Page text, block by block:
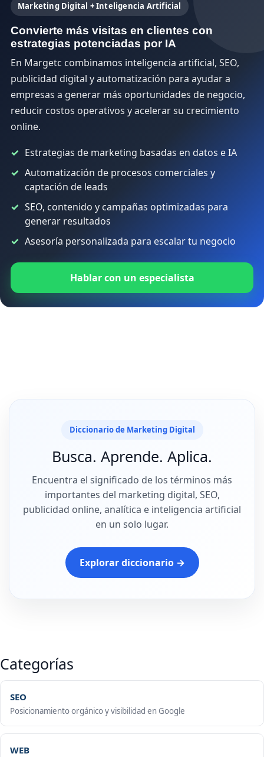
Marketing Digital + Inteligencia Artificial
Convierte más visitas en clientes con
estrategias potenciadas por IA
En Margetc combinamos inteligencia artificial, SEO,
publicidad digital y automatización para ayudar a
empresas a generar más oportunidades de negocio,
reducir costos operativos y acelerar su crecimiento
online.
Estrategias de marketing basadas en datos e IA
Automatización de procesos comerciales y
captación de leads
SEO, contenido y campañas optimizadas para
generar resultados
Asesoría personalizada para escalar tu negocio
Hablar con un especialista
Diccionario de Marketing Digital
Busca. Aprende. Aplica.
Encuentra el significado de los términos más
importantes del marketing digital, SEO,
publicidad online, analítica e inteligencia artificial
en un solo lugar.
Explorar diccionario →
Categorías
SEO
Posicionamiento orgánico y visibilidad en Google
WEB